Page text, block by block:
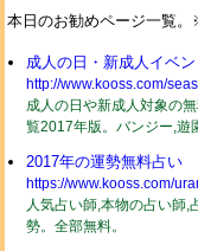
本日のお勧めページ一覧
成人の日・新成人イベ
http://www.kooss.com/
成人の日や新成人対象の
覧2017年版。バンジー,遊
2017年の運勢無料占い
https://www.kooss.com/
人気占い師,本物の占い師
勢。全部無料。